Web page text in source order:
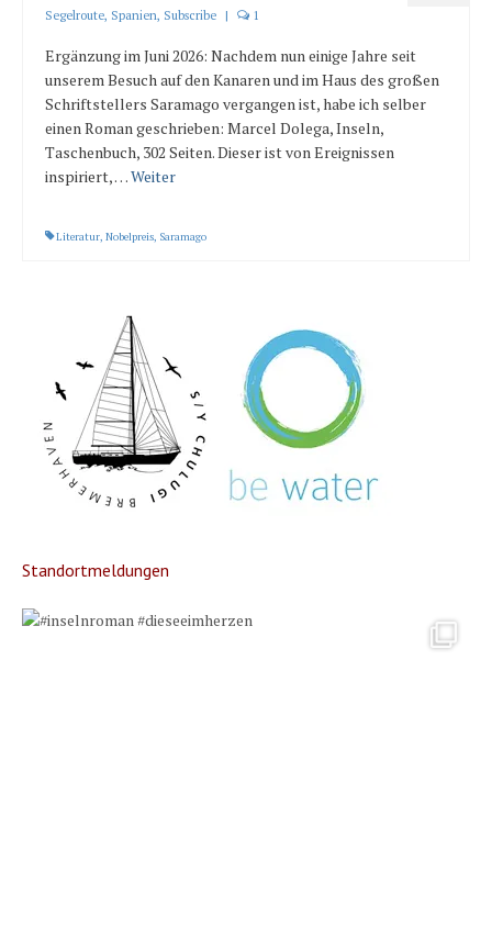
Segelroute, Spanien, Subscribe | 1
Ergänzung im Juni 2026: Nachdem nun einige Jahre seit
unserem Besuch auf den Kanaren und im Haus des großen
Schriftstellers Saramago vergangen ist, habe ich selber
einen Roman geschrieben: Marcel Dolega, Inseln,
Taschenbuch, 302 Seiten. Dieser ist von Ereignissen
inspiriert, …Weiter
Literatur, Nobelpreis, Saramago
Standortmeldungen